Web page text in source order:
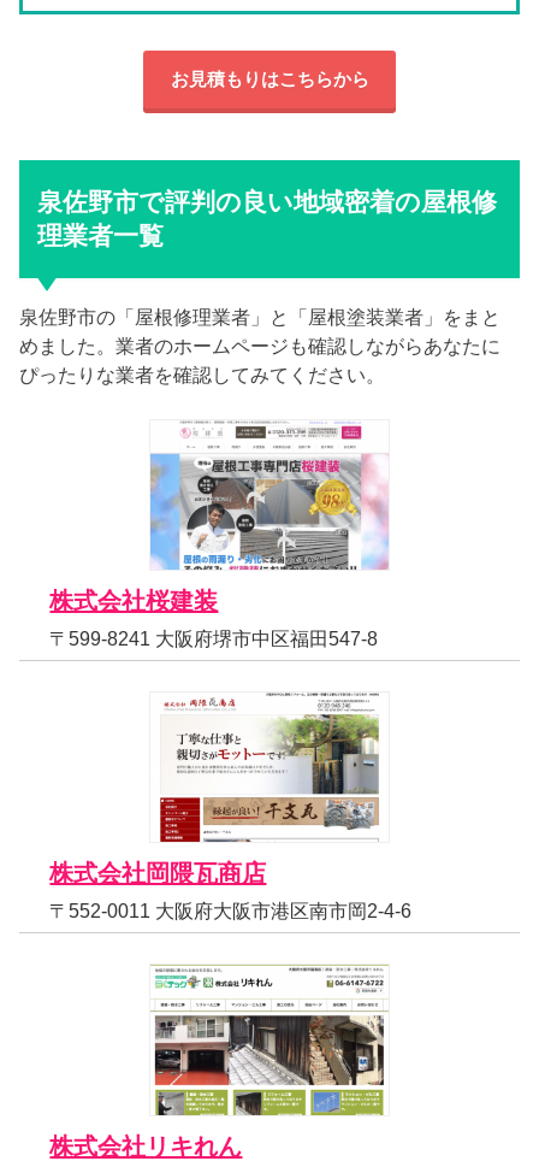
お見積もりはこちらから
泉佐野市で評判の良い地域密着の屋根修
理業者一覧
泉佐野市の「屋根修理業者」と「屋根塗装業者」をまと
めました。業者のホームページも確認しながらあなたに
ぴったりな業者を確認してみてください。
株式会社桜建装
〒599-8241 大阪府堺市中区福田547-8
株式会社岡隈瓦商店
〒552-0011 大阪府大阪市港区南市岡2-4-6
株式会社リキれん